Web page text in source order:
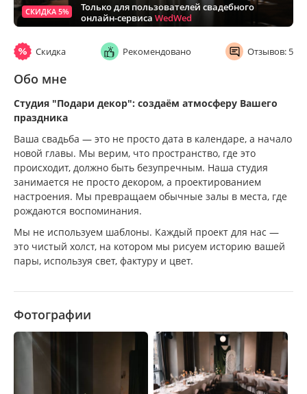
СКИДКА 5%
Только для пользователей свадебного
онлайн-сервиса WedWed
Скидка Рекомендовано Отзывов: 5
Обо мне
Студия "Подари декор": создаём атмосферу Вашего
праздника
Ваша свадьба — это не просто дата в календаре, а начало
новой главы. Мы верим, что пространство, где это
происходит, должно быть безупречным. Наша студия
занимается не просто декором, а проектированием
настроения. Мы превращаем обычные залы в места, где
рождаются воспоминания.
Мы не используем шаблоны. Каждый проект для нас —
это чистый холст, на котором мы рисуем историю вашей
пары, используя свет, фактуру и цвет.
Фотографии